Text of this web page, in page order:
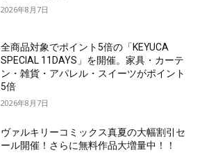
2026年8月7日
全商品対象でポイント5倍の「KEYUCA
SPECIAL 11DAYS」を開催。家具・カーテ
ン・雑貨・アパレル・スイーツがポイント
5倍
2026年8月7日
ヴァルキリーコミックス真夏の大幅割引セ
ール開催！さらに無料作品大増量中！！